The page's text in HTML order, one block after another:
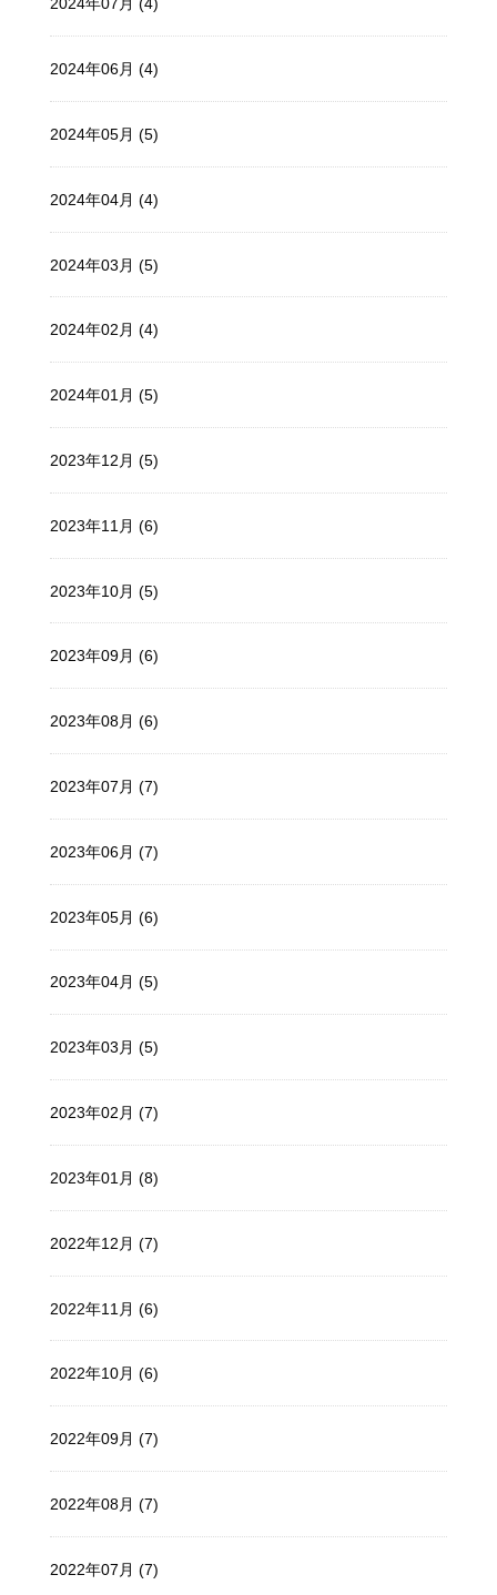
2024年07月 (4)
2024年06月 (4)
2024年05月 (5)
2024年04月 (4)
2024年03月 (5)
2024年02月 (4)
2024年01月 (5)
2023年12月 (5)
2023年11月 (6)
2023年10月 (5)
2023年09月 (6)
2023年08月 (6)
2023年07月 (7)
2023年06月 (7)
2023年05月 (6)
2023年04月 (5)
2023年03月 (5)
2023年02月 (7)
2023年01月 (8)
2022年12月 (7)
2022年11月 (6)
2022年10月 (6)
2022年09月 (7)
2022年08月 (7)
2022年07月 (7)